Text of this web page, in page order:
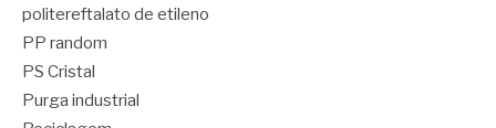
politereftalato de etileno
PP random
PS Cristal
Purga industrial